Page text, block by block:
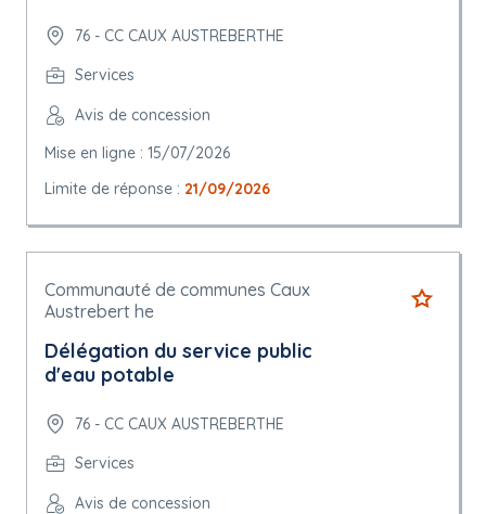
76 - CC CAUX AUSTREBERTHE
Services
Avis de concession
Mise en ligne : 15/07/2026
Limite de réponse : 21/09/2026
Communauté de communes Caux
Austrebert he
Délégation du service public
d'eau potable
76 - CC CAUX AUSTREBERTHE
Services
Avis de concession